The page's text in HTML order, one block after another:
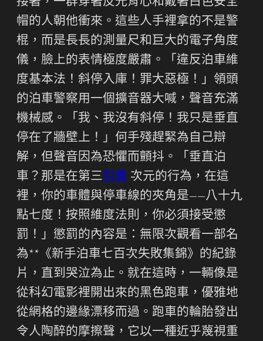
接著，一群穿著反光背心和戴著白色安全
帽的人朝他衝來。這些人手裡拿的不是警
棍，而是長長的測量尺和巨大的電子角度
儀，臉上的表情極度嚴肅。「違反泊車維
度基本法！斜停入庫！罪大惡極！」領頭
的泊車警察用一個擴音器大喊，聲音充滿
機械感。「我、我沒有斜停！我只是垂直
停在了牆壁上！」何手殘趕緊為自己辯
解，但聲音因為恐懼而顫抖。「垂直泊
車？那是在第三包養 次元的行為，在這
裡，你的車體與停車線的夾角是——八十九
點七度！按照維度法則，你必須接受懲
罰！」懲罰的內容是：無限次觀看一部名
為**《新手泊車七百次失敗集錦》的紀錄
片，直到哭泣為止。就在這時，一輛像是
從科幻電影裡開出來的黑色跑車，優雅地
從網格的邊緣漂移而過。跑車的輪胎發出
令人陶醉的摩擦聲，它以一種近乎蔑視重